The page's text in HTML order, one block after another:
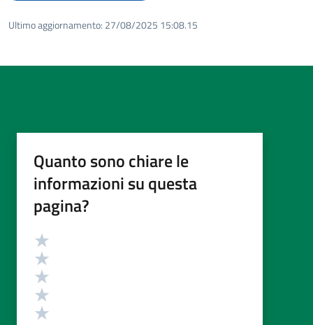
Ultimo aggiornamento: 27/08/2025 15:08.15
Quanto sono chiare le
informazioni su questa
pagina?
Valutazione